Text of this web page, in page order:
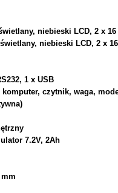
niebieski LCD, 2 x
niebieski LCD, 2 x
1 x USB
czytnik, waga,
7.2V, 2Ah
mm